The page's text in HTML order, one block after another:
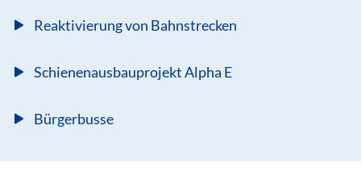
Reaktivierung von Bahnstrecken
Schienenausbauprojekt Alpha E
Bürgerbusse